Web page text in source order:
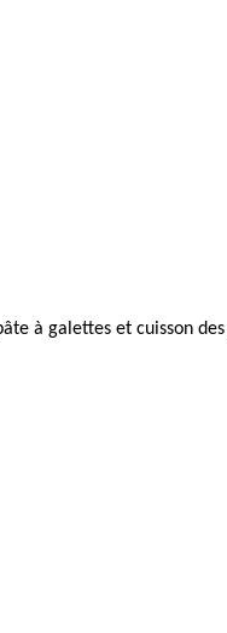
à galettes et cuisson